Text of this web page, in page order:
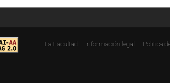
La Facultad Información legal Politica